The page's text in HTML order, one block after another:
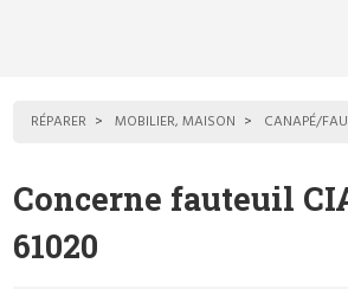
RÉPARER MOBILIER, MAISON CANAPÉ/
Concerne fauteuil
61020